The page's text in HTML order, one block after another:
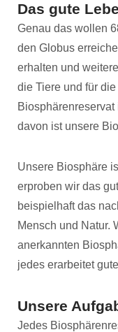
Das gute
Genau das wollen
den Globus
erhalten und
die Tiere und für
davon ist unsere
Unsere Biosphäre
erproben wir das
beispielhaft das
Mensch und Natur.
anerkannten
jedes erarbeitet
Unsere
Jedes